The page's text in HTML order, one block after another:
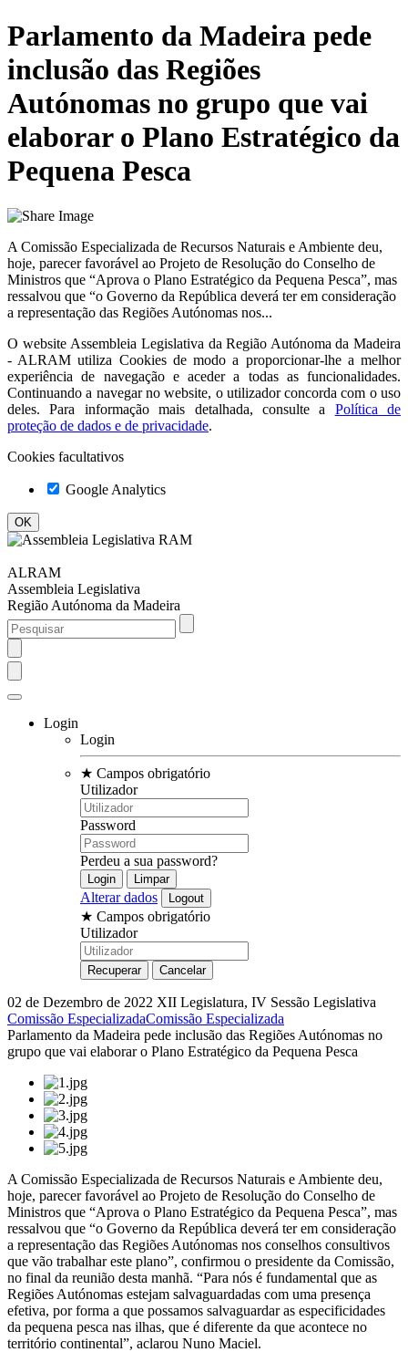
Parlamento da Madeira pede
inclusão das Regiões
Autónomas no grupo que vai
elaborar o Plano Estratégico da
Pequena Pesca
A Comissão Especializada de Recursos Naturais e Ambiente deu,
hoje, parecer favorável ao Projeto de Resolução do Conselho de
Ministros que “Aprova o Plano Estratégico da Pequena Pesca”, mas
ressalvou que “o Governo da República deverá ter em consideração
a representação das Regiões Autónomas nos...
O website Assembleia Legislativa da Região Autónoma da Madeira
- ALRAM utiliza Cookies de modo a proporcionar-lhe a melhor
experiência de navegação e aceder a todas as funcionalidades.
Continuando a navegar no website, o utilizador concorda com o uso
deles. Para informação mais detalhada, consulte a
Política de
proteção de dados e de privacidade.
Cookies facultativos
Google Analytics
ALRAM
Assembleia Legislativa
Região Autónoma da Madeira
Login
Login
★ Campos obrigatório
Utilizador
Password
Perdeu a sua password?
Alterar dados
★ Campos obrigatório
Utilizador
02 de Dezembro de 2022 XII Legislatura, IV Sessão Legislativa
Comissão EspecializadaComissão Especializada
Parlamento da Madeira pede inclusão das Regiões Autónomas no
grupo que vai elaborar o Plano Estratégico da Pequena Pesca
A Comissão Especializada de Recursos Naturais e Ambiente deu,
hoje, parecer favorável ao Projeto de Resolução do Conselho de
Ministros que “Aprova o Plano Estratégico da Pequena Pesca”, mas
ressalvou que “o Governo da República deverá ter em consideração
a representação das Regiões Autónomas nos conselhos consultivos
que vão trabalhar este plano”, confirmou o presidente da Comissão,
no final da reunião desta manhã. “Para nós é fundamental que as
Regiões Autónomas estejam salvaguardadas com uma presença
efetiva, por forma a que possamos salvaguardar as especificidades
da pequena pesca nas ilhas, que é diferente da que acontece no
território continental”, aclarou Nuno Maciel.